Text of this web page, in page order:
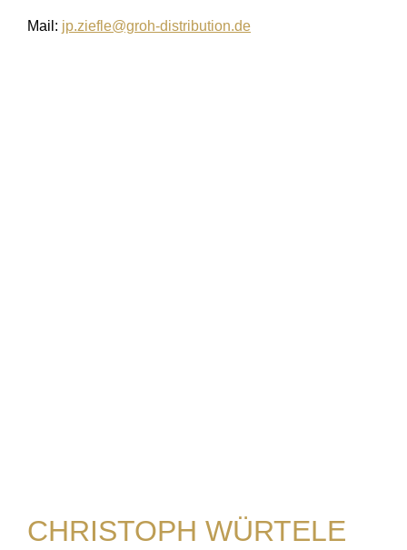
Mail: jp.ziefle@groh-distribution.de
CHRISTOPH WÜRTELE